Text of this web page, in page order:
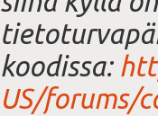
koodissa:
US/forums/